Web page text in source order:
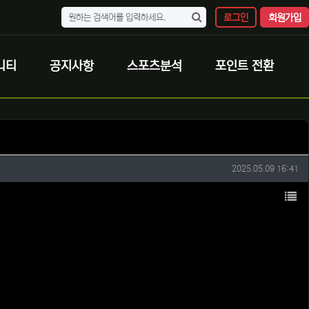
로그인 회원가입
티 공지사항 스포츠분석 포인트 전환
작성일
2025.05.09 16:41
목